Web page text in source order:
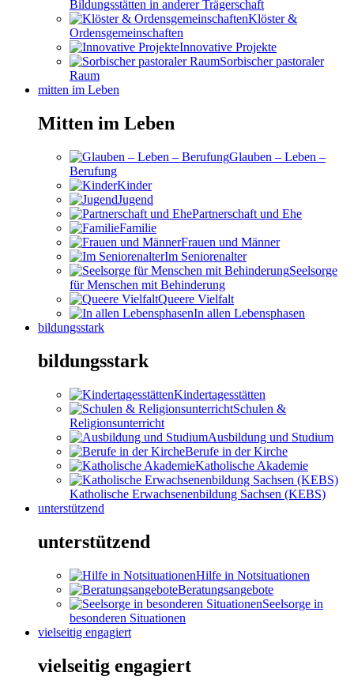
Bildungsstätten in anderer Trägerschaft
Klöster &
Ordensgemeinschaften
Innovative Projekte
Sorbischer pastoraler
Raum
mitten im Leben
Mitten im Leben
Glauben – Leben –
Berufung
Kinder
Jugend
Partnerschaft und Ehe
Familie
Frauen und Männer
Im Seniorenalter
Seelsorge
für Menschen mit Behinderung
Queere Vielfalt
In allen Lebensphasen
bildungsstark
bildungsstark
Kindertagesstätten
Schulen &
Religionsunterricht
Ausbildung und Studium
Berufe in der Kirche
Katholische Akademie
Katholische Erwachsenenbildung Sachsen (KEBS)
unterstützend
unterstützend
Hilfe in Notsituationen
Beratungsangebote
Seelsorge in
besonderen Situationen
vielseitig engagiert
vielseitig engagiert